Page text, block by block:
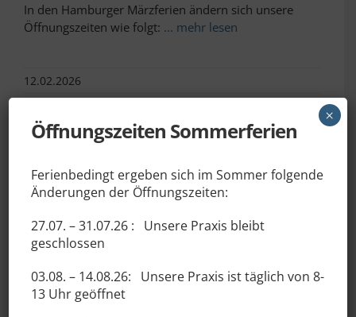
In den Hamburger Märzferien ändern sich unsere
Öffnungszeiten wie folgt: ... mehr lesen
12.02.2026
Umbauarbeiten
Praxisräumen bleibt am Freitag, den... mehr lesen
18.01.2026
Öffnungszeiten Sommerferien
Ferienbedingt ergeben sich im Sommer folgende
Änderungen der Öffnungszeiten:
27.07. – 31.07.26 : Unsere Praxis bleibt
geschlossen
03.08. – 14.08.26: Unsere Praxis ist täglich von8-
13 Uhr geöffnet
×